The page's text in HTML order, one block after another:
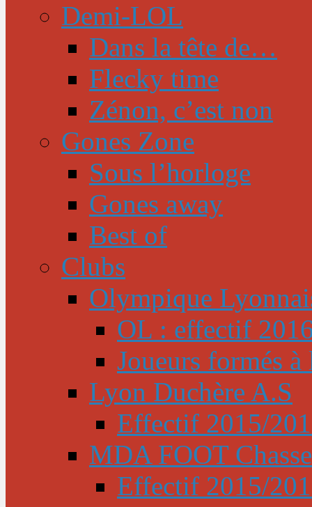
Demi-LOL
Dans la tête de…
Flecky time
Zénon, c’est non
Gones Zone
Sous l’horloge
Gones away
Best of
Clubs
Olympique
OL : effectif
Joueurs formés
Lyon Duchère A.S
Effectif 2015/
MDA FOOT
Effectif 2015/